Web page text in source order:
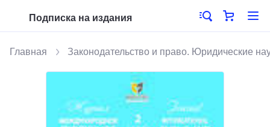
Подписка на издания
Главная Законодательство и право. Юридические